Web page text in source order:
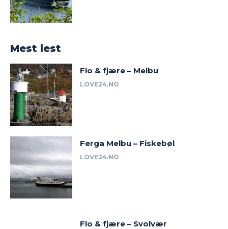
Mest lest
Flo & fjære – Melbu
LOVE24.NO
Ferga Melbu – Fiskebøl
LOVE24.NO
Flo & fjære – Svolvær